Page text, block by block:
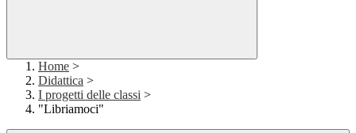
Home >
Didattica >
I progetti delle classi >
"Libriamoci"